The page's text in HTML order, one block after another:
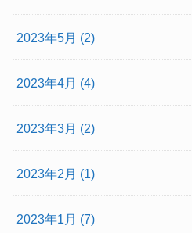
2023年5月 (2)
2023年4月 (4)
2023年3月 (2)
2023年2月 (1)
2023年1月 (7)